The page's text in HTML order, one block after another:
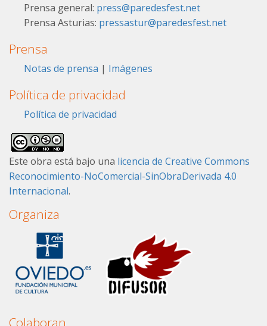
Prensa general: press@paredesfest.net
Prensa Asturias: pressastur@paredesfest.net
Prensa
Notas de prensa | Imágenes
Política de privacidad
Política de privacidad
Este obra está bajo una licencia de Creative Commons
Reconocimiento-NoComercial-SinObraDerivada 4.0
Internacional.
Organiza
Colaboran